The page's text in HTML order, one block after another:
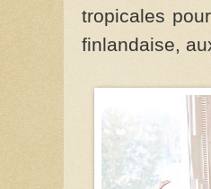
tropicales
finlandaise,